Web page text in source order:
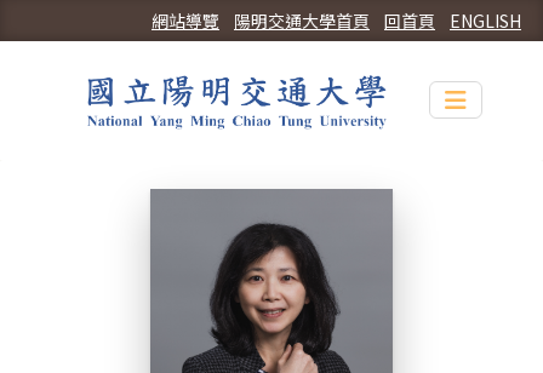
ENGLISH
回首頁
陽明交通大學首頁
網站導覽
Toggle